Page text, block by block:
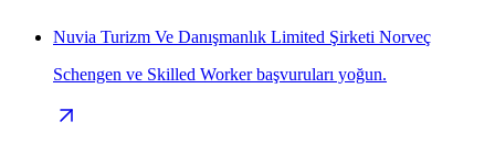
Nuvia Turizm Ve Danışmanlık Limited Şirketi Norveç
Schengen ve Skilled Worker başvuruları yoğun.